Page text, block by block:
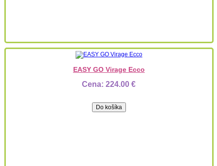
EASY GO Virage Ecco
Cena:224.00 €